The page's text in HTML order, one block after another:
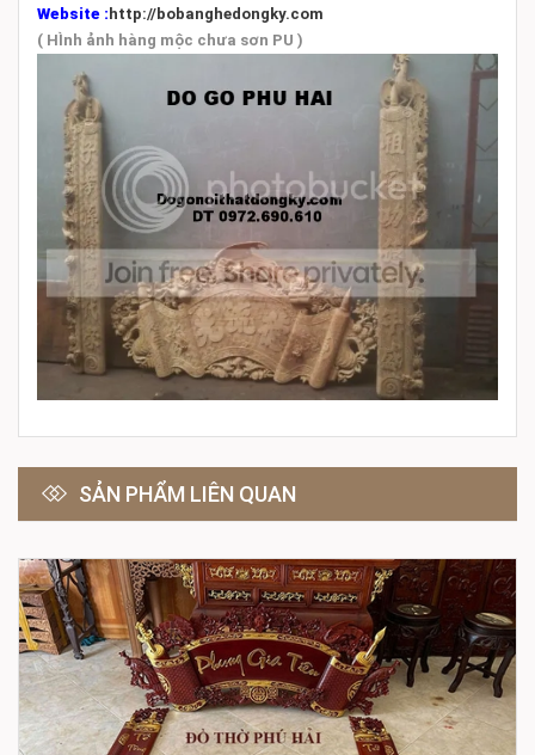
Website : http://bobanghedongky.com
( HÌnh ảnh hàng mộc chưa sơn PU )
SẢN PHẨM LIÊN QUAN